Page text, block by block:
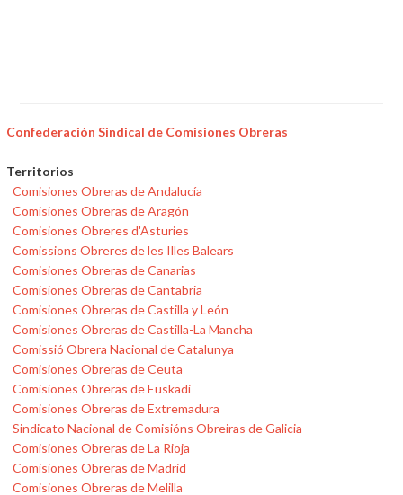
Confederación Sindical de Comisiones Obreras
Territorios
Comisiones Obreras de Andalucía
Comisiones Obreras de Aragón
Comisiones Obreres d'Asturies
Comissions Obreres de les Illes Balears
Comisiones Obreras de Canarias
Comisiones Obreras de Cantabria
Comisiones Obreras de Castilla y León
Comisiones Obreras de Castilla-La Mancha
Comissió Obrera Nacional de Catalunya
Comisiones Obreras de Ceuta
Comisiones Obreras de Euskadi
Comisiones Obreras de Extremadura
Sindicato Nacional de Comisións Obreiras de Galicia
Comisiones Obreras de La Rioja
Comisiones Obreras de Madrid
Comisiones Obreras de Melilla